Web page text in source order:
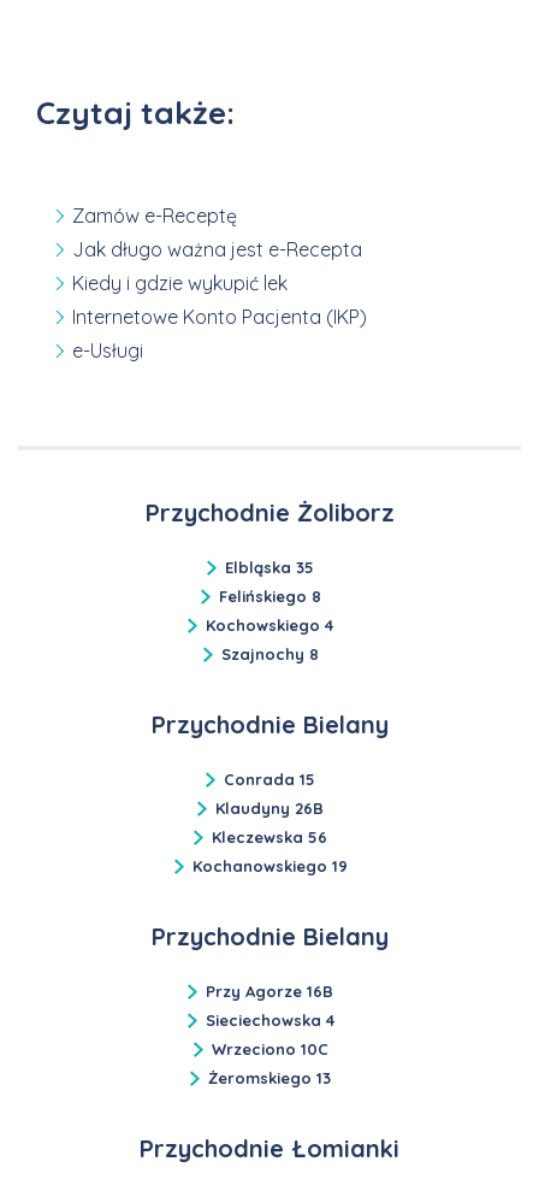
Czytaj także:
Zamów e-Receptę
Jak długo ważna jest e-Recepta
Kiedy i gdzie wykupić lek
Internetowe Konto Pacjenta (IKP)
e-Usługi
Przychodnie Żoliborz
Elbląska 35
Felińskiego 8
Kochowskiego 4
Szajnochy 8
Przychodnie Bielany
Conrada 15
Klaudyny 26B
Kleczewska 56
Kochanowskiego 19
Przychodnie Bielany
Przy Agorze 16B
Sieciechowska 4
Wrzeciono 10C
Żeromskiego 13
Przychodnie Łomianki